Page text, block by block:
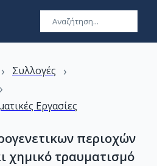
› Συλλογές ›
›
Εργασίες
περιοχών
χημικό τραυματισμό